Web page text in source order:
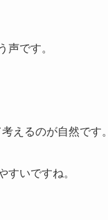
声です。
えるのが自然です。
すいですね。